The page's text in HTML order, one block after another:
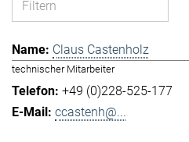
Claus Castenholz
technischer Mitarbeiter
+49 (0)228-525-177
ccastenh@...